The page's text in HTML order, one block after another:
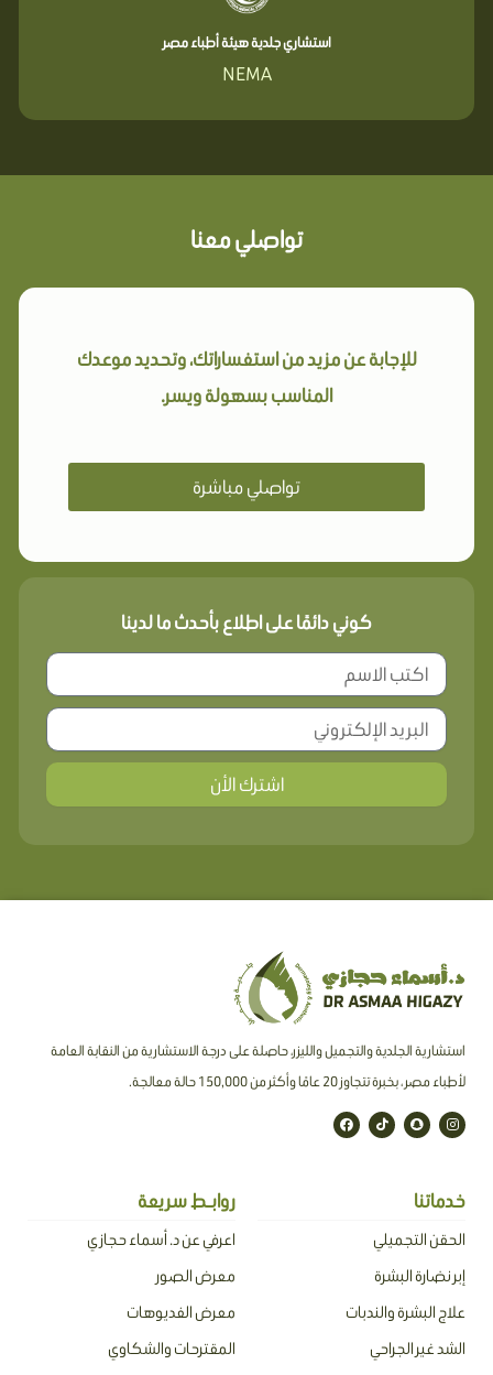
استشاري جلدية هيئة أطباء مصر
NEMA
تواصلي معنا
للإجابة عن مزيد من استفساراتك، وتحديد موعدك
المناسب بسهولة ويسر.
تواصلي مباشرة
كوني دائمًا على اطلاع بأحدث ما لدينا
اشترك الأن
استشارية الجلدية والتجميل والليزر، حاصلة على درجة الاستشارية من النقابة العامة
لأطباء مصر ، بخبرة تتجاوز 20 عامًا وأكثر من 150,000 حالة معالجة.
I
n
s
a
S
n
a
a
t
T
i
k
F
a
c
خدماتنا
الحقن التجميلي
إبر نضارة البشرة
علاج البشرة والندبات
الشد غير الجراحي
روابـط سريعة
اعرفي عن د. أسماء حجازي
معرض الصور
معرض الفديوهات
المقترحات والشكاوي